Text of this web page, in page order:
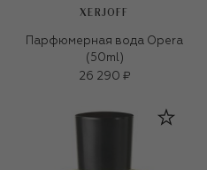
XERJOFF
Парфюмерная вода Opera
(50ml)
26 290 ₽